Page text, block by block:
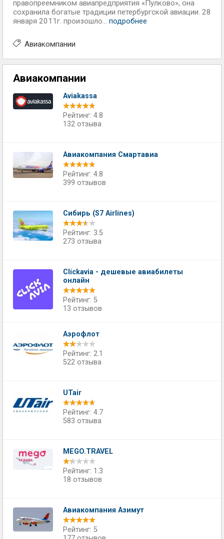
правопреемником авиапредприятия «Пулково», она
сохранила богатые традиции петербургской авиации. 28
января 2011г. произошло... подробнее
Авиакомпании
Авиакомпании
Aviakassa
Рейтинг: 4.8
132 отзыва
Авиакомпания Смартавиа
Рейтинг: 4.8
399 отзывов
Сибирь (S7 Airlines)
Рейтинг: 3.5
273 отзыва
Сlickavia - дешевые авиабилеты
онлайн
Рейтинг: 5
13 отзывов
Аэрофлот
Рейтинг: 2.1
522 отзыва
UTair
Рейтинг: 4.7
583 отзыва
MEGO.TRAVEL
Рейтинг: 1.3
18 отзывов
Авиакомпания Азимут
Рейтинг: 5